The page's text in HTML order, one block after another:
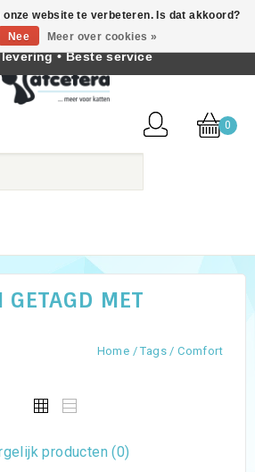
Nederlands
0
GETAGD MET
Home /Tags/Comfort
producten (0)
website te verbeteren. Is dat akkoord?
Nee Meer over cookies »
katten • Kennis van kattengedrag •
• Beste service